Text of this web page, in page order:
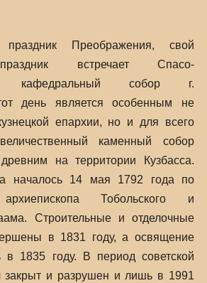
Преображения, свой
встречает Спасо-
кафедральный собор г.
день является особенным не
епархии, но и для всего
каменный собор
на территории Кузбасса.
началось 14 мая 1792 года по
архиепископа Тобольского и
Строительные и отделочные
в 1831 году, а освящение
в 1835 году. В период советской
закрыт и разрушен и лишь в 1991